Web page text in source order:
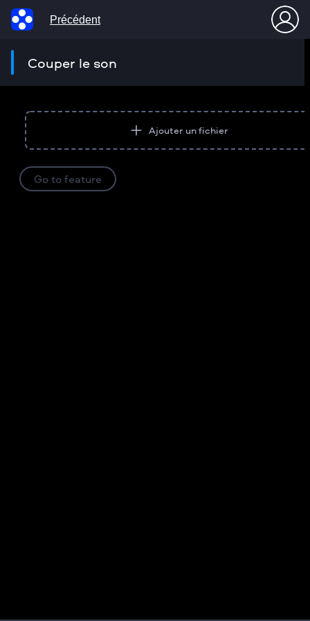
Précédent
Couper le son
Ajouter un fichier
Go to feature